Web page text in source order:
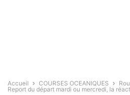
Accueil COURSES OCEANIQUES
Report du départ mardi ou mercredi, la